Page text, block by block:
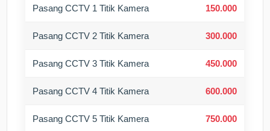
Pasang CCTV 1 Titik Kamera 150.000
Pasang CCTV 2 Titik Kamera 300.000
Pasang CCTV 3 Titik Kamera 450.000
Pasang CCTV 4 Titik Kamera 600.000
Pasang CCTV 5 Titik Kamera 750.000